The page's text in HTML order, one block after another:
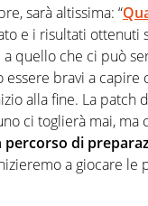
sarà altissima: “
e i risultati ottenuti
quello che ci può
essere bravi a
alla fine. La
ci toglierà mai, ma
di
a giocare le